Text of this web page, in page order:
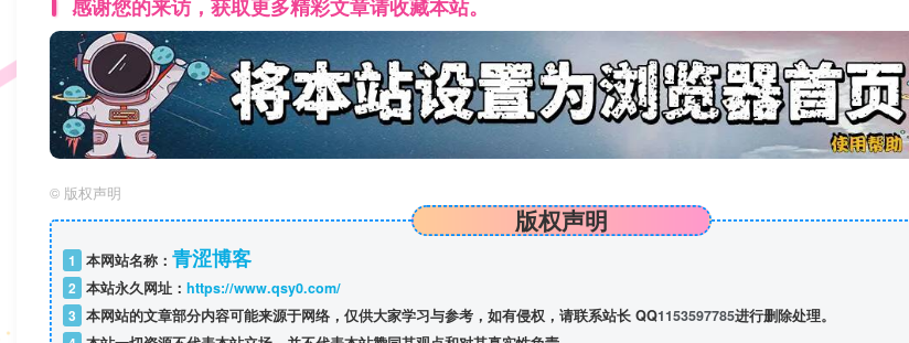
感谢您的来访，获取更多精彩文章请收藏本站。
© 版权声明
版权声明
1 本网站名称： 青涩博客
2 本站永久网址： https://www.qsy0.com/
3 本网站的文章部分内容可能来源于网络，仅供大家学习与参考，如有侵权，请联系站长 QQ1153597785进行删除处理。